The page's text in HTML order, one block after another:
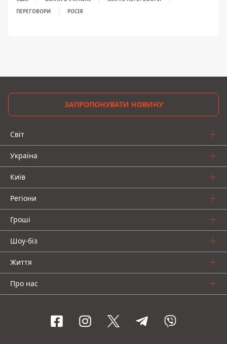
ПЕРЕГОВОРИ
РОСІЯ
ЗАПРОПОНУВАТИ НОВИНУ
Світ
Україна
Київ
Регіони
Гроші
Шоу-біз
Життя
Про нас